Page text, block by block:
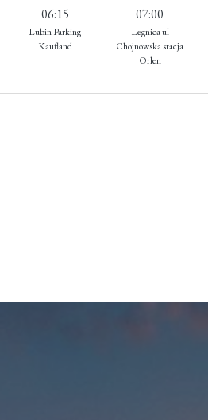
06:15
Lubin Parking
Kaufland
07:00
Legnica ul
Chojnowska stacja
Orlen